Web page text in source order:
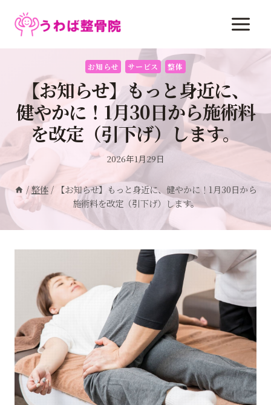
お知らせ サービス 整体
【お知らせ】もっと身近に、
健やかに！1月30日から施術料
を改定（引下げ）します。
2026年1月29日
/ 整体 /
【お知らせ】もっと身近に、健やかに！1月30日から
施術料を改定（引下げ）します。